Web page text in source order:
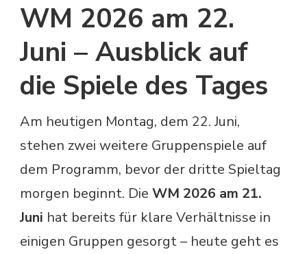
WM 2026 am 22.
Juni – Ausblick auf
die Spiele des Tages
Am heutigen Montag, dem 22. Juni,
stehen zwei weitere Gruppenspiele auf
dem Programm, bevor der dritte Spieltag
morgen beginnt. Die WM 2026 am 21.
Juni hat bereits für klare Verhältnisse in
einigen Gruppen gesorgt – heute geht es